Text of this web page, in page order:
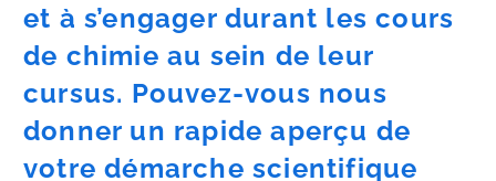
et à s’engager durant les cours
de chimie au sein de leur
cursus. Pouvez-vous nous
donner un rapide aperçu de
votre démarche scientifique